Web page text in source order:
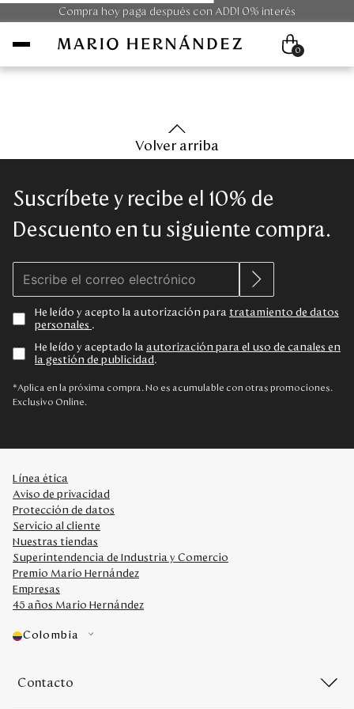
Compra hoy paga después con ADDI 0% interés
Hombre
Unisex
Colecciones
Outlet
Disney
Servicio al cliente
Nuestras Tiendas
Colombia
Panamá
0
Volver arriba
Suscríbete y recibe el 10% de
Descuento en tu siguiente compra.
He leído y acepto la autorización para tratamiento de datos
personales .
He leído y aceptado la autorización para el uso de canales en
la gestión de publicidad .
*Aplica en la próxima compra. No es acumulable con otras promociones.
Exclusivo Online.
Línea ética
Aviso de privacidad
Protección de datos
Servicio al cliente
Nuestras tiendas
Superintendencia de Industria y Comercio
Premio Mario Hernández
Empresas
45 años Mario Hernández
Colombia
Contacto